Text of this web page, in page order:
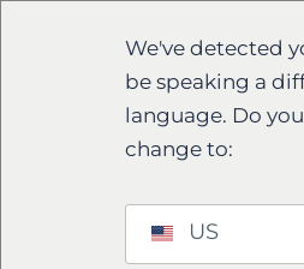
We've detected
be speaking a
language. Do
change to:
US